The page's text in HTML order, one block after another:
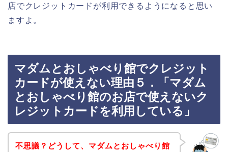
店でクレジットカードが利用できるようになると思い
ますよ。
マダムとおしゃべり館でクレジット
カードが使えない理由５．「マダム
とおしゃべり館のお店で使えないク
レジットカードを利用している」
不思議？どうして、マダムとおしゃべり館